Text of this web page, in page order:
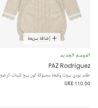
إضافة سريعة
الموسم الجديد
PAZ Rodríguez
طقم بودي سوت وقبعة محبوكة لون بيج للبنات الرضع
UK£ 110.00